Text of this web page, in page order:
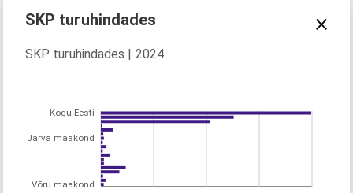
SKP turuhindades
SKP turuhindades | 2024
Kogu Eesti
Järva maakond
Võru maakond